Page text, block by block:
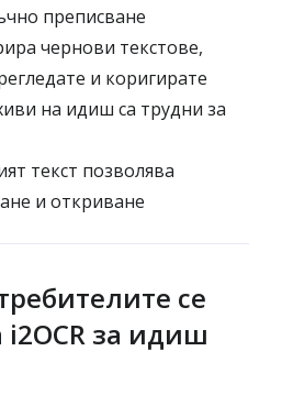
преписване
чернови текстове,
и коригирате
на идиш са трудни за
текст позволява
и откриване
се
i2OCR за идиш